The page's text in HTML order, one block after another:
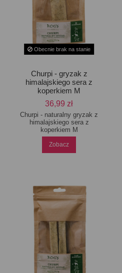
Obecnie brak na stanie
Churpi - gryzak z
himalajskiego sera z
koperkiem M
36,99 zł
Churpi - naturalny gryzak z
himalajskiego sera z
koperkiem M
Zobacz